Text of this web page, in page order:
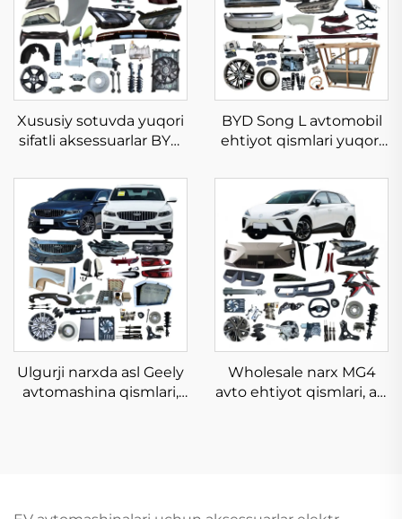
Xususiy sotuvda yuqori
sifatli aksessuarlar BYD
avtomashina qismlari
yangi energiya elektr
avtomobili BYD Seagull
ehtiyot qismlari
BYD Song L avtomobil
ehtiyot qismlari yuqori
jihozlari Song L DM-i EV
aksessuarlari yangi asl
Ulgurji narxda asl Geely
avtomashina qismlari,
2025
Wholesale narx MG4
avto ehtiyot qismlari, asl
Morris Garages MG 4/ZS